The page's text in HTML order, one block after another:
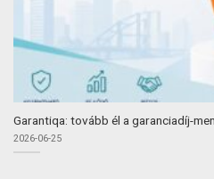
Garantiqa: tovább él a garanciadíj-
2026-06-25